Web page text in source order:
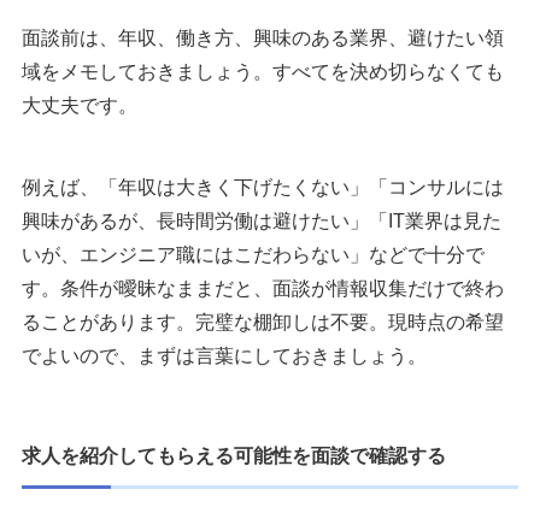
面談前は、年収、働き方、興味のある業界、避けたい領
域をメモしておきましょう。すべてを決め切らなくても
大丈夫です。
例えば、「年収は大きく下げたくない」「コンサルには
興味があるが、長時間労働は避けたい」「IT業界は見た
いが、エンジニア職にはこだわらない」などで十分で
す。条件が曖昧なままだと、面談が情報収集だけで終わ
ることがあります。完璧な棚卸しは不要。現時点の希望
でよいので、まずは言葉にしておきましょう。
求人を紹介してもらえる可能性を面談で確認する